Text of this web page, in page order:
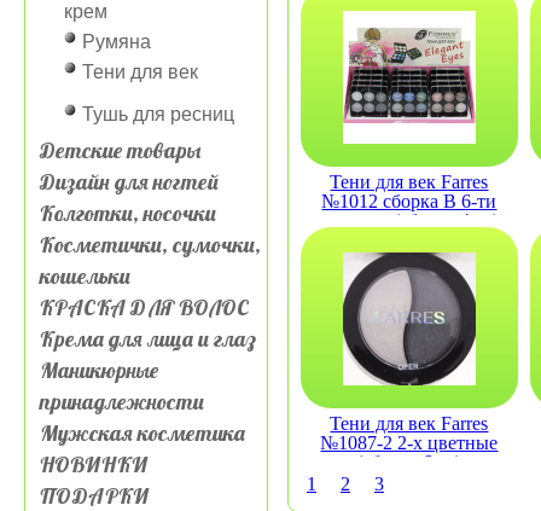
крем
Румяна
Тени для век
Тушь для ресниц
Детские товары
Дизайн для ногтей
Колготки, носочки
Косметички, сумочки,
кошельки
КРАСКА ДЛЯ ВОЛОС
Крема для лица и глаз
Маникюрные
принадлежности
Мужская косметика
НОВИНКИ
ПОДАРКИ
Тени для век Farres
№1012 сборка B 6-ти
цветные (сборка 4шт)
Тени для век Farres
№1087-2 2-х цветные
(сборка 6шт)
1
2 3